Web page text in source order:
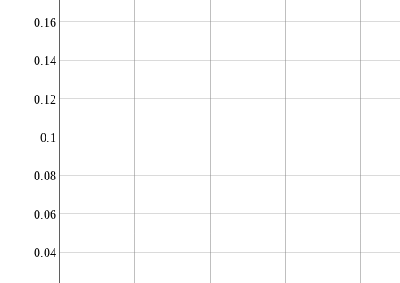
0.04
0.06
0.08
0.1
0.12
0.14
0.16